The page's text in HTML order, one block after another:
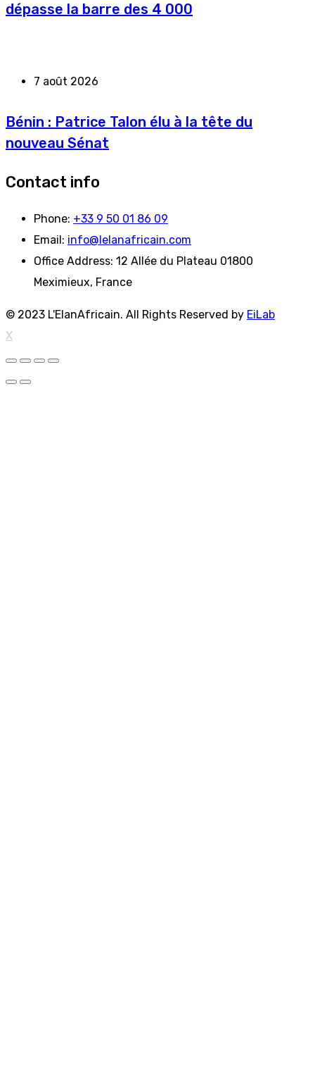
dépasse la barre des 4 000
7 août 2026
Bénin : Patrice Talon élu à la tête du
nouveau Sénat
Contact info
Phone: +33 9 50 01 86 09
Email: info@lelanafricain.com
Office Address: 12 Allée du Plateau 01800
Meximieux, France
© 2023 L'ElanAfricain. All Rights Reserved by EiLab
X